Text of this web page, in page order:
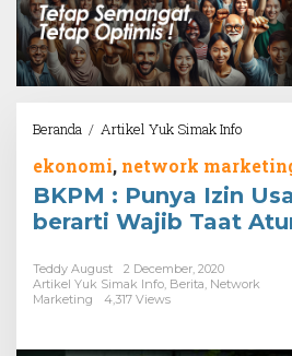
Beranda / Artikel Yuk Simak InfoBKPM
Punya
Izin
Usaha
(SIUPL)
Taat
ekonomi, network
BKPM : Punya Izin
berarti Wajib Taat
Teddy August
2 December, 2020
Artikel Yuk Simak Info, Berita, Network
Marketing
4,317 Views